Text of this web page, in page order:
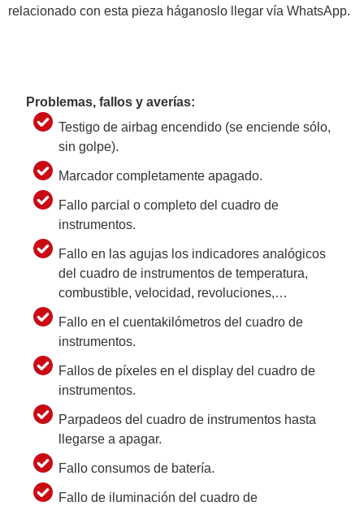
relacionado con esta pieza háganoslo llegar vía WhatsApp.
Problemas, fallos y averías:
Testigo de airbag encendido (se enciende sólo,
sin golpe).
Marcador completamente apagado.
Fallo parcial o completo del cuadro de
instrumentos.
Fallo en las agujas los indicadores analógicos
del cuadro de instrumentos de temperatura,
combustible, velocidad, revoluciones,…
Fallo en el cuentakilómetros del cuadro de
instrumentos.
Fallos de píxeles en el display del cuadro de
instrumentos.
Parpadeos del cuadro de instrumentos hasta
llegarse a apagar.
Fallo consumos de batería.
Fallo de iluminación del cuadro de